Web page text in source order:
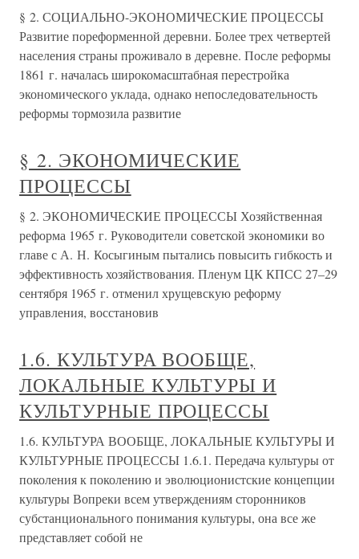
§ 2. СОЦИАЛЬНО-ЭКОНОМИЧЕСКИЕ ПРОЦЕССЫ
Развитие пореформенной деревни. Более трех четвертей
населения страны проживало в деревне. После реформы
1861 г. началась широкомасштабная перестройка
экономического уклада, однако непоследовательность
реформы тормозила развитие
§ 2. ЭКОНОМИЧЕСКИЕ
ПРОЦЕССЫ
§ 2. ЭКОНОМИЧЕСКИЕ ПРОЦЕССЫ Хозяйственная
реформа 1965 г. Руководители советской экономики во
главе с А. Н. Косыгиным пытались повысить гибкость и
эффективность хозяйствования. Пленум ЦК КПСС 27–29
сентября 1965 г. отменил хрущевскую реформу
управления, восстановив
1.6. КУЛЬТУРА ВООБЩЕ,
ЛОКАЛЬНЫЕ КУЛЬТУРЫ И
КУЛЬТУРНЫЕ ПРОЦЕССЫ
1.6. КУЛЬТУРА ВООБЩЕ, ЛОКАЛЬНЫЕ КУЛЬТУРЫ И
КУЛЬТУРНЫЕ ПРОЦЕССЫ 1.6.1. Передача культуры от
поколения к поколению и эволюционистские концепции
культуры Вопреки всем утверждениям сторонников
субстанционального понимания культуры, она все же
представляет собой не